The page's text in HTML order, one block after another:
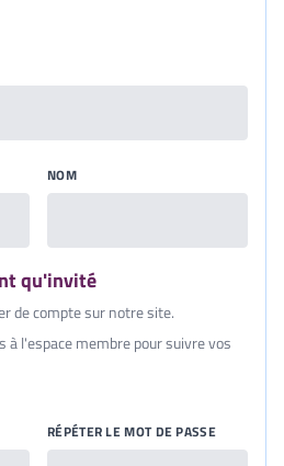
NOM
qu'invité
de compte sur notre site.
à l'espace membre pour suivre vos
RÉPÉTER LE MOT DE PASSE